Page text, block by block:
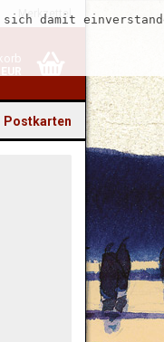
Merkzettel
damit
Postkarten